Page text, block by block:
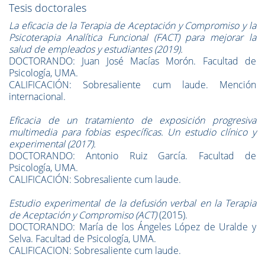
Tesis doctorales
La eficacia de la Terapia de Aceptación y Compromiso y la
Psicoterapia Analítica Funcional (FACT) para mejorar la
salud de empleados y estudiantes (2019).
DOCTORANDO: Juan José Macías Morón. Facultad de
Psicología, UMA.
CALIFICACIÓN: Sobresaliente cum laude. Mención
internacional.
Eficacia de un tratamiento de exposición progresiva
multimedia para fobias específicas. Un estudio clínico y
experimental (2017).
DOCTORANDO: Antonio Ruiz García. Facultad de
Psicología, UMA.
CALIFICACIÓN: Sobresaliente cum laude.
Estudio experimental de la defusión verbal en la Terapia
de Aceptación y Compromiso (ACT)(2015).
DOCTORANDO: María de los Ángeles López de Uralde y
Selva. Facultad de Psicología, UMA.
CALIFICACION: Sobresaliente cum laude.